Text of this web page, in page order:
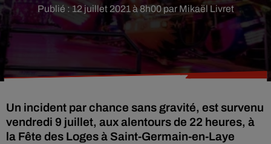
Publié : 12 juillet 2021 à 8h00 par Mikaël Livret
Un incident par chance sans gravité, est survenu
vendredi 9 juillet, aux alentours de 22 heures, à
la Fête des Loges à Saint-Germain-en-Laye